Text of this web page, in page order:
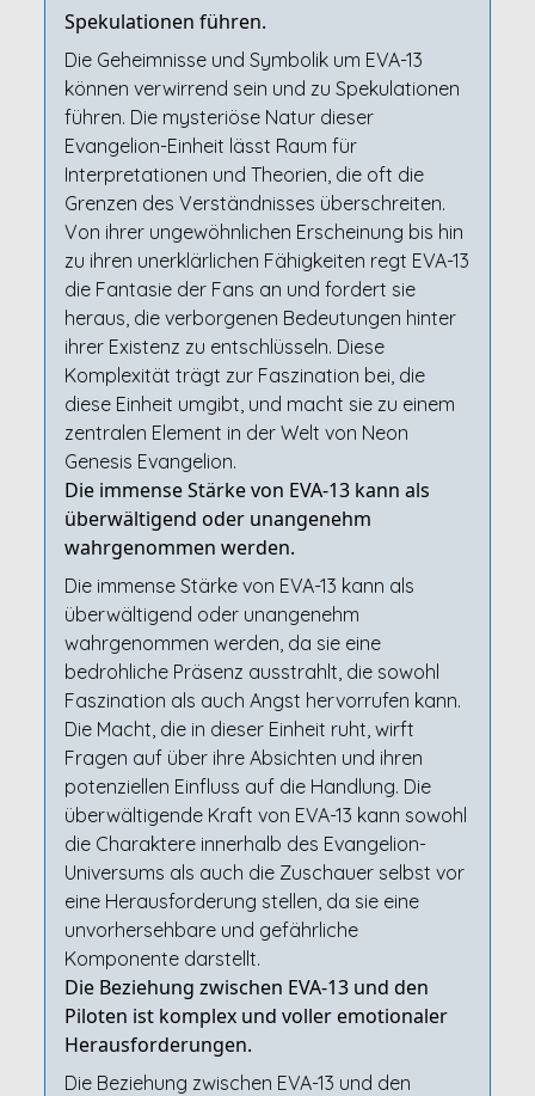
Spekulationen führen.
Die Geheimnisse und Symbolik um EVA-13
können verwirrend sein und zu Spekulationen
führen. Die mysteriöse Natur dieser
Evangelion-Einheit lässt Raum für
Interpretationen und Theorien, die oft die
Grenzen des Verständnisses überschreiten.
Von ihrer ungewöhnlichen Erscheinung bis hin
zu ihren unerklärlichen Fähigkeiten regt EVA-13
die Fantasie der Fans an und fordert sie
heraus, die verborgenen Bedeutungen hinter
ihrer Existenz zu entschlüsseln. Diese
Komplexität trägt zur Faszination bei, die
diese Einheit umgibt, und macht sie zu einem
zentralen Element in der Welt von Neon
Genesis Evangelion.
Die immense Stärke von EVA-13 kann als
überwältigend oder unangenehm
wahrgenommen werden.
Die immense Stärke von EVA-13 kann als
überwältigend oder unangenehm
wahrgenommen werden, da sie eine
bedrohliche Präsenz ausstrahlt, die sowohl
Faszination als auch Angst hervorrufen kann.
Die Macht, die in dieser Einheit ruht, wirft
Fragen auf über ihre Absichten und ihren
potenziellen Einfluss auf die Handlung. Die
überwältigende Kraft von EVA-13 kann sowohl
die Charaktere innerhalb des Evangelion-
Universums als auch die Zuschauer selbst vor
eine Herausforderung stellen, da sie eine
unvorhersehbare und gefährliche
Komponente darstellt.
Die Beziehung zwischen EVA-13 und den
Piloten ist komplex und voller emotionaler
Herausforderungen.
Die Beziehung zwischen EVA-13 und den